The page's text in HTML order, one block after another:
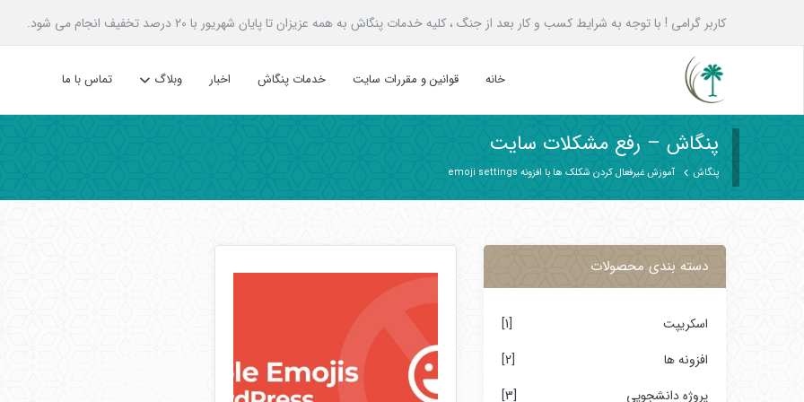
کاربر گرامی ! با توجه به شرایط کسب و کار بعد از جنگ ، کلیه خدمات پنگاش به همه عزیزان تا پایان شهریور با 20 درصد تخفیف انجام می شود.
خانه قوانین و مقررات سایت خدمات پنگاش اخبار وبلاگ تماس با ما
پنگاش – رفع مشکلات سایت
پنگاش آموزش غیرفعال کردن شکلک ها با افزونه emoji settings
دسته بندی محصولات
اسکریپت
[1]
افزونه ها
[2]
پروژه دانشجویی
[3]